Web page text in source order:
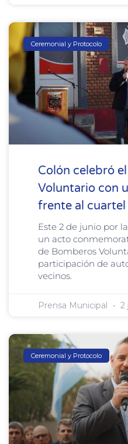
Ceremonial y Protocolo
Colón celebró
Voluntario con
frente al cuartel
Este 2 de junio por
un acto
de Bomberos
participación de
vecinos.
Prensa Municipal 2
Ceremonial y Protocolo